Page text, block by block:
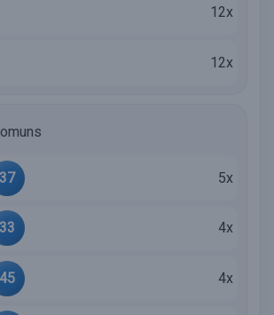
12x
12x
37 5x
33 4x
45 4x